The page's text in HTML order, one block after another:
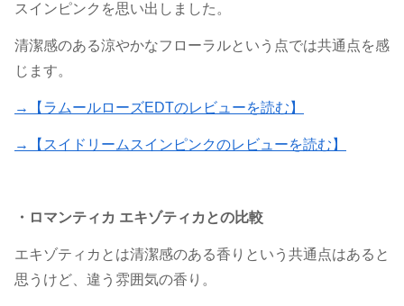
スインピンクを思い出しました。
清潔感のある涼やかなフローラルという点では共通点を感
じます。
→【ラムールローズEDTのレビューを読む】
→【スイドリームスインピンクのレビューを読む】
・ロマンティカ エキゾティカとの比較
エキゾティカとは清潔感のある香りという共通点はあると
思うけど、違う雰囲気の香り。